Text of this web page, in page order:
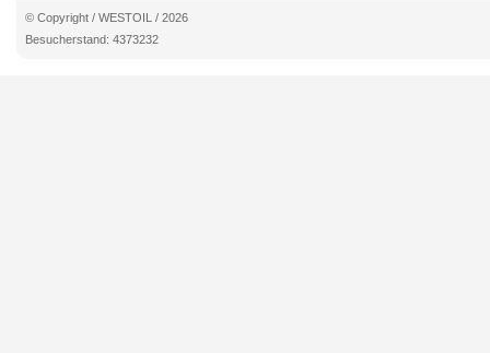
© Copyright / WESTOIL / 2026
Besucherstand: 4373232